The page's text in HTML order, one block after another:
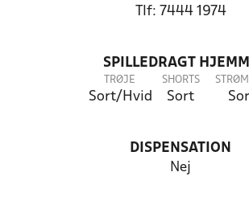
Tlf: 7444 1974
SPILLEDRAGT
TRØJE
Sort/Hvid
SHORTS
Sort
DISPENSATION
Nej